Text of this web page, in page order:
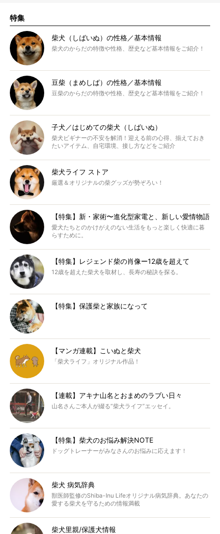
特集
柴犬（しばいぬ）の性格／基本情報
柴犬のからだの特徴や性格、歴史など基本情報をご紹介！
豆柴（まめしば）の性格／基本情報
豆柴のからだの特徴や性格、歴史など基本情報をご紹介！
子犬／はじめての柴犬（しばいぬ）
柴犬ビギナーの不安を解消！迎える前の心得、揃えておき
たいアイテム、自宅環境、接し方などをご紹介
柴犬ライフ ストア
厳選＆オリジナルの柴グッズが勢ぞろい！
【特集】新・家術〜進化型家電と、新しい愛情物語
愛犬たちとのかけがえのない生活をもっと楽しく快適に暮
らすために。
【特集】レジェンド柴の肖像ー12歳を超えて
12歳を超えた柴犬を取材し、長寿の秘訣を探る。
【特集】保護柴と家族になって
【マンガ連載】こいぬと柴犬
「柴犬ライフ」オリジナル作品！
【連載】アキナ山名とおまめのラブい日々
山名さんご本人が綴る“柴犬ライフ”エッセイ。
【特集】柴犬のお悩み解決NOTE
ドッグトレーナーがみなさんのお悩みに応えます！
柴犬 病気辞典
獣医師監修のShiba-Inu Lifeオリジナル病気辞典。あなたの
愛する柴犬を守るための情報満載
柴犬里親/保護犬情報